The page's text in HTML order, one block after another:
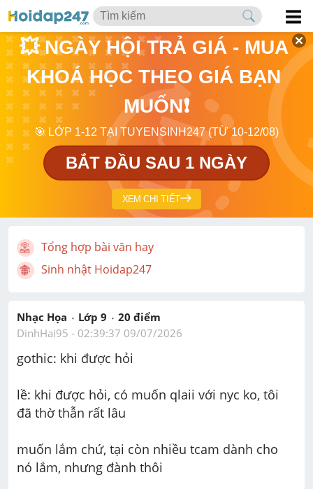
💥 NGÀY HỘI TRẢ GIÁ - MUA
KHOÁ HỌC THEO GIÁ BẠN
MUỐN❗
🎯 LỚP 1-12 TẠI TUYENSINH247 (TỪ 10-12/08)
BẮT ĐẦU SAU 1 NGÀY
XEM CHI TIẾT
Tổng hợp bài văn hay
Sinh nhật Hoidap247
Nhạc Họa Lớp 9 20 điểm
DinhHai95 - 02:39:37 09/07/2026
gothic: khi được hỏi
lề: khi được hỏi, có muốn qlaii với nyc ko, tôi
đã thờ thẫn rất lâu
muốn lắm chứ, tại còn nhiều tcam dành cho
nó lắm, nhưng đành thôi